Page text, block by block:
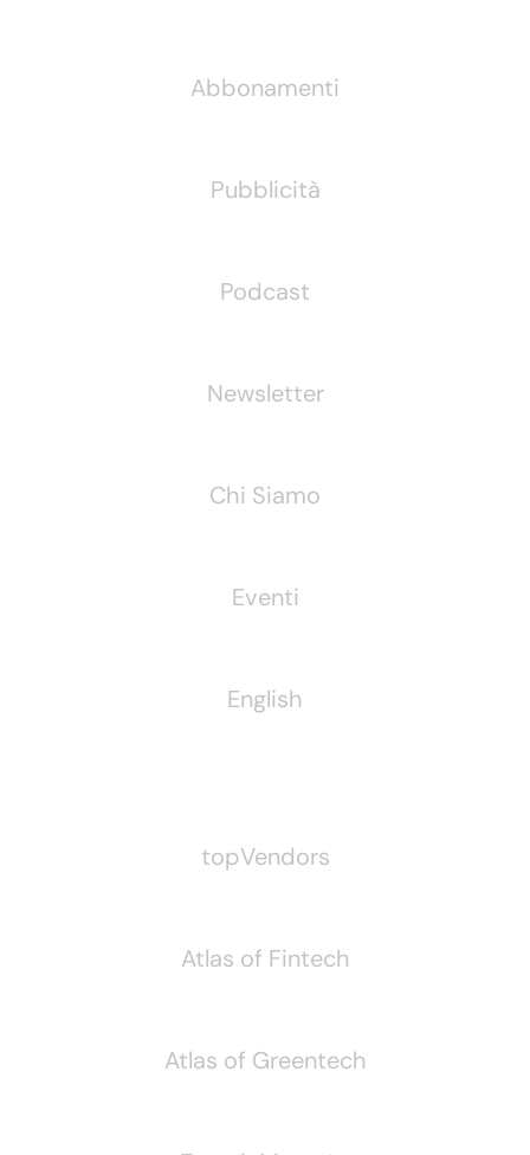
Abbonamenti
Pubblicità
Podcast
Newsletter
Chi Siamo
Eventi
English
topVendors
Atlas of Fintech
Atlas of Greentech